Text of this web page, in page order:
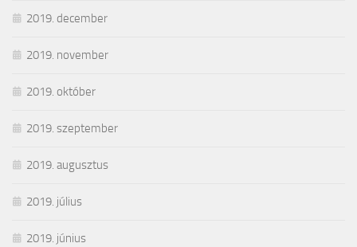
2019. december
2019. november
2019. október
2019. szeptember
2019. augusztus
2019. július
2019. június